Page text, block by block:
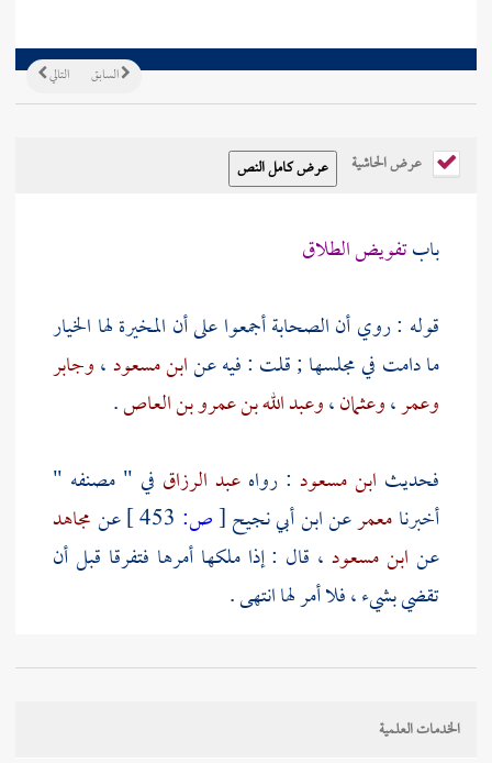
التالي السابق
عرض الحاشية
بابتفويض الطلاق
قوله : روي أن الصحابة أجمعوا على أن المخيرة لها الخيار
ما دامت في مجلسها ; قلت : فيه عنابن مسعود،وجابر
وعمر،وعثمان،وعبد الله بن عمرو بن العاص.
فحديث ابن مسعود : رواه عبد الرزاق في " مصنفه "
أخبرنامعمرعنابن أبي نجيح[ص: عنمجاهد
عن ابن مسعود ، قال : إذا ملكها أمرها فتفرقا قبل أن
تقضي بشيء ، فلا أمر لها انتهى .
ومن طريقعبد الرزاقرواهالطبرانيفي " معجمه " ، قال
البيهقي: فيه انقطاع بينالخدمات العلمية